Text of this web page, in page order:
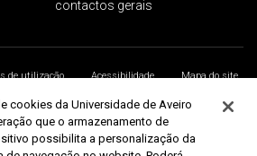
contactos gerais
de utilização Acessibilidade
Mapa do site
cookies da Universidade de Aveiro
que o armazenamento de
possibilita a personalização da